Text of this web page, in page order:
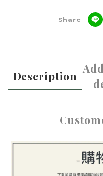
Share
Description